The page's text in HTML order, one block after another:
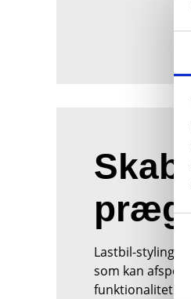
præg
Lastbil-styling
som kan
funktionalitet